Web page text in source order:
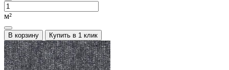
м²
В корзину Купить в 1 клик